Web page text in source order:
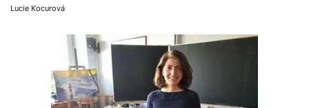
Lucie Kocurová